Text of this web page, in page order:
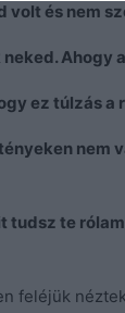
volt és nem
Ahogy
ez túlzás a
tudsz te
feléjük